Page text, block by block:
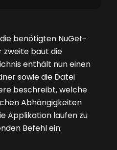
benötigten NuGet-
zweite baut die
enthält nun einen
sowie die Datei
beschreibt, welche
Abhängigkeiten
Applikation laufen zu
Befehl ein: